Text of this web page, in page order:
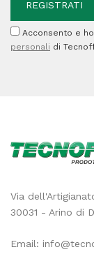
Acconsento e
personali di
Via
30031 - Arino di
Email: